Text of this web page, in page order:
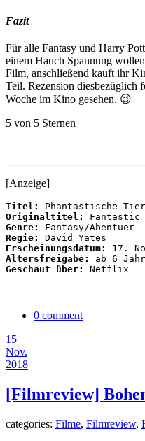
Fazit
Für alle Fantasy und Harry
einem Hauch Spannung
Film, anschließend kauft ihr
Teil. Rezension diesbezüglich
Woche im Kino gesehen. 😉
5 von 5 Sternen
[Anzeige]
Titel:
Originaltitel:
Genre:
Regie:
Erscheinungsdatum:
Altersfreigabe:
Geschaut über:
Netflix
0 comment
15
Nov.
2018
[Filmreview]
categories: Filme, Filmreview,